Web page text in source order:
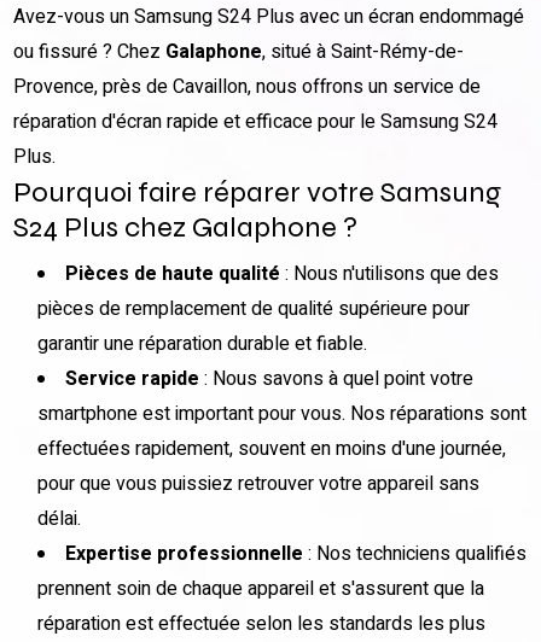
Avez-vous un Samsung S24 Plus avec un écran endommagé
ou fissuré ? Chez Galaphone, situé à Saint-Rémy-de-
Provence, près de Cavaillon, nous offrons un service de
réparation d'écran rapide et efficace pour le Samsung S24
Plus.
Pourquoi faire réparer votre Samsung
S24 Plus chez Galaphone ?
Pièces de haute qualité : Nous n'utilisons que des
pièces de remplacement de qualité supérieure pour
garantir une réparation durable et fiable.
Service rapide : Nous savons à quel point votre
smartphone est important pour vous. Nos réparations sont
effectuées rapidement, souvent en moins d'une journée,
pour que vous puissiez retrouver votre appareil sans
délai.
Expertise professionnelle : Nos techniciens qualifiés
prennent soin de chaque appareil et s'assurent que la
réparation est effectuée selon les standards les plus